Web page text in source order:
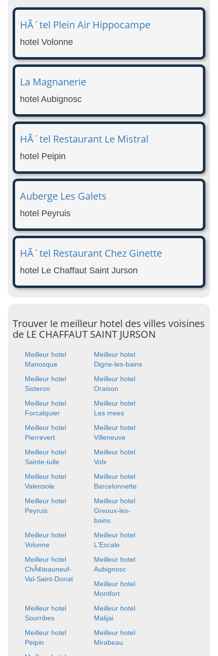
HÃ´tel Plein Air Hippocampe
hotel Volonne
La Magnanerie
hotel Aubignosc
HÃ´tel Restaurant Le Mistral
hotel Peipin
Auberge Les Galets
hotel Peyruis
HÃ´tel Restaurant Chez Ginette
hotel Le Chaffaut Saint Jurson
Trouver le meilleur hotel des villes voisines
de LE CHAFFAUT SAINT JURSON
Meilleur hotel
Manosque
Meilleur hotel
Digne-les-bains
Meilleur hotel
Sisteron
Meilleur hotel
Oraison
Meilleur hotel
Forcalquier
Meilleur hotel
Les mees
Meilleur hotel
Pierrevert
Meilleur hotel
Villeneuve
Meilleur hotel
Sainte-tulle
Meilleur hotel
Volx
Meilleur hotel
Valensole
Meilleur hotel
Barcelonnette
Meilleur hotel
Peyruis
Meilleur hotel
Greoux-les-
bains
Meilleur hotel
Volonne
Meilleur hotel
L'Escale
Meilleur hotel
ChÃ¢teauneuf-
Val-Saint-Donat
Meilleur hotel
Aubignosc
Meilleur hotel
Montfort
Meilleur hotel
Sourribes
Meilleur hotel
Malijai
Meilleur hotel
Peipin
Meilleur hotel
Mirabeau